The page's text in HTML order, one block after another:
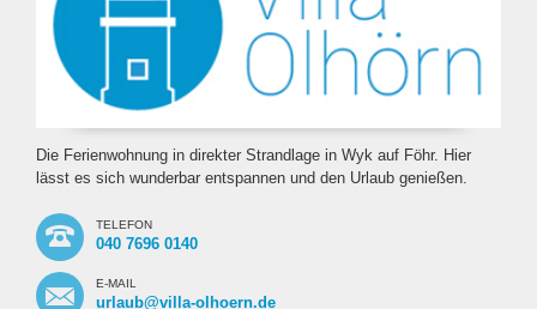
Die Ferienwohnung in direkter Strandlage in Wyk auf Föhr. Hier
lässt es sich wunderbar entspannen und den Urlaub genießen.
TELEFON
040 7696 0140
E-MAIL
urlaub@villa-olhoern.de